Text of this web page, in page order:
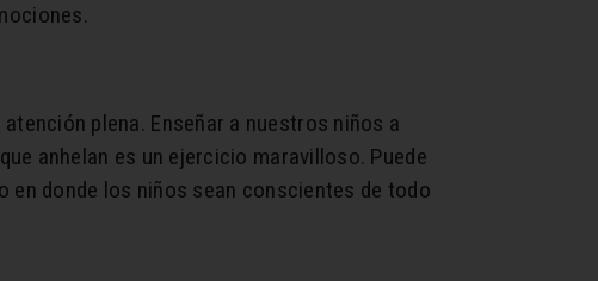
plena. Enseñar a nuestros niños a
anhelan es un ejercicio maravilloso. Puede
en donde los niños sean conscientes de todo